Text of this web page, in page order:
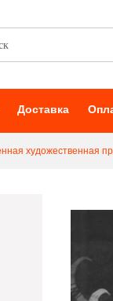
Доставка
художественная